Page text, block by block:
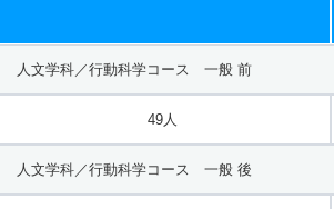
人文学科／行動科学コース 一般 前
49人
人文学科／行動科学コース 一般 後